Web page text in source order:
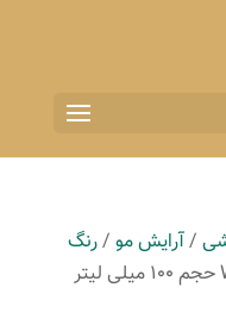
/آرایش مو/رنگ
/ رنگ مو آتوسا شماره W4 حجم 100 میلی لیتر